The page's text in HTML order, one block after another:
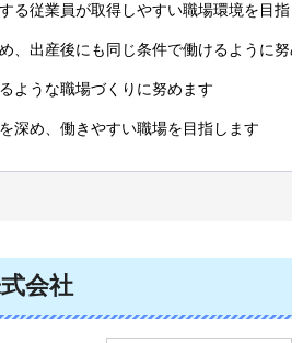
る従業員が取得しやすい職場環境を目指
、出産後にも同じ条件で働けるように努
ような職場づくりに努めます
深め、働きやすい職場を目指します
会社